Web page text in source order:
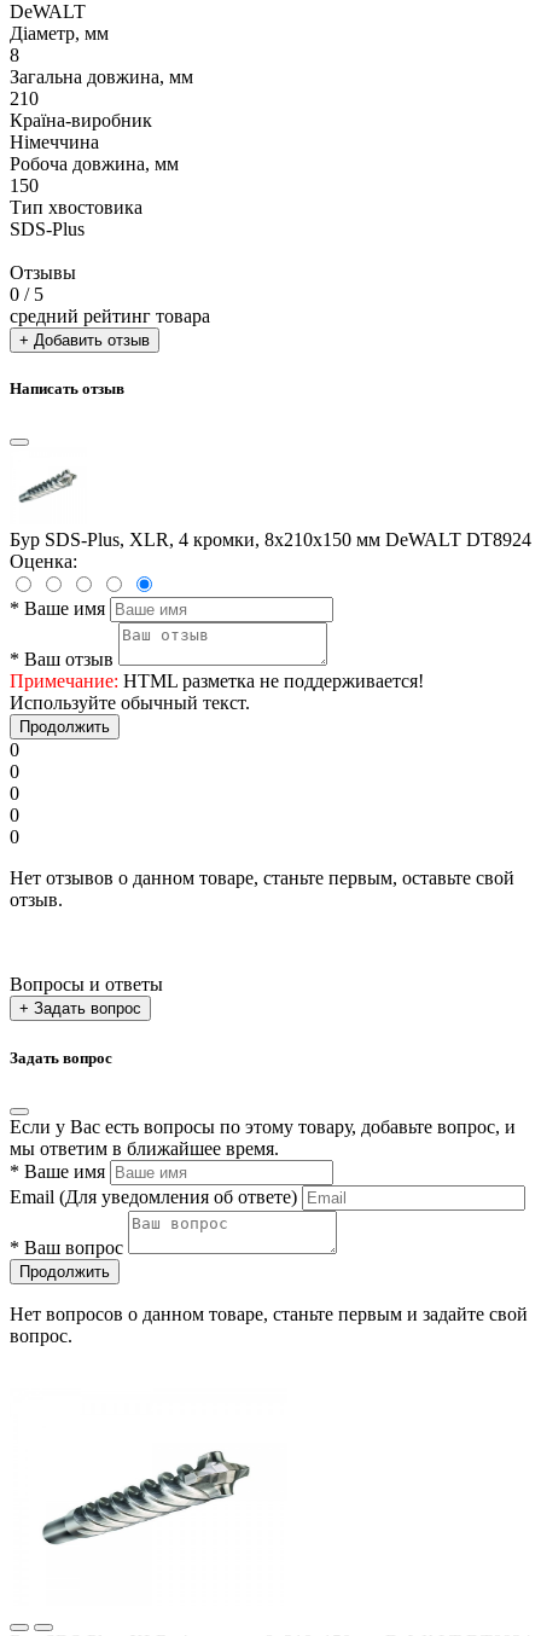
DeWALT
Діаметр, мм
8
Загальна довжина, мм
210
Країна-виробник
Німеччина
Робоча довжина, мм
150
Тип хвостовика
SDS-Plus
Отзывы
0 / 5
средний рейтинг товара
+ Добавить отзыв
Написать отзыв
Бур SDS-Plus, XLR, 4 кромки, 8x210x150 мм DeWALT DT8924
Оценка:
* Ваше имя
* Ваш отзыв
Примечание: HTML разметка не поддерживается!
Используйте обычный текст.
Продолжить
0
0
0
0
0
Нет отзывов о данном товаре, станьте первым, оставьте свой
отзыв.
Вопросы и ответы
+ Задать вопрос
Задать вопрос
Если у Вас есть вопросы по этому товару, добавьте вопрос, и
мы ответим в ближайшее время.
* Ваше имя
Email (Для уведомления об ответе)
* Ваш вопрос
Продолжить
Нет вопросов о данном товаре, станьте первым и задайте свой
вопрос.